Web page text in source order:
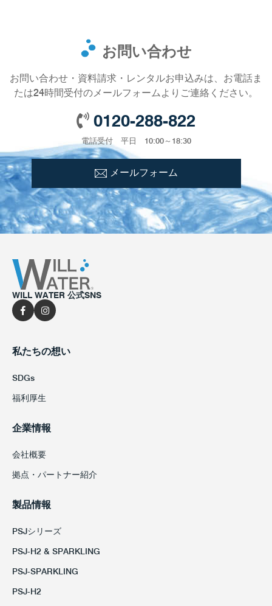
お問い合わせ
お問い合わせ・資料請求・レンタルお申込みは、お電話ま
たは24時間受付のメールフォームよりご連絡ください。
0120-288-822
電話受付 平日 10:00～18:30
メールフォーム
WILL WATER 公式SNS
私たちの想い
SDGs
福利厚生
企業情報
会社概要
拠点・パートナー紹介
製品情報
PSJシリーズ
PSJ-H2 & SPARKLING
PSJ-SPARKLING
PSJ-H2